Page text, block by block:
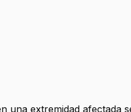
extremidad afectada